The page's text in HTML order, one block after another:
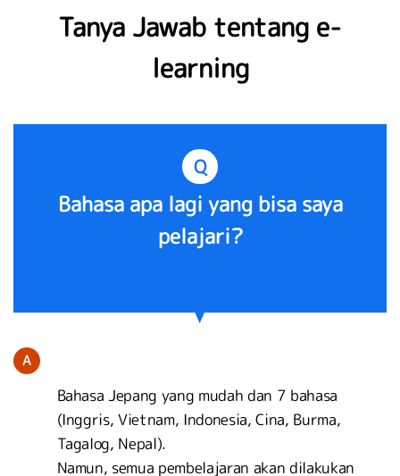
Tanya Jawab tentang e-
learning
Q
Bahasa apa lagi yang bisa saya
pelajari?
A
Bahasa Jepang yang mudah dan 7 bahasa
(Inggris, Vietnam, Indonesia, Cina, Burma,
Tagalog, Nepal).
Namun, semua pembelajaran akan dilakukan